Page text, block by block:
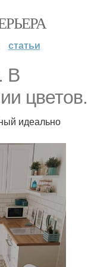
статьи
В
цветов.
идеально